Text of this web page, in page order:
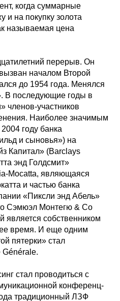
когда суммарные
и на покупку золота
называемая цена
перерыв. Он
началом Второй
до 1954 года. Менялся
В последующие годы в
членов-участников
Наиболее значимым
году банка
и сыновья») на
Капитал» (Barclays
энд Голдсмит»
Mocatta, являющаяся
и частью банка
«Пиксли энд Абель»
Сэмюэл Монтегю & Со
является собственником
время. И еще одним
пятерки» стал
Générale.
стал проводиться с
конференц-
традиционный ЛЗФ